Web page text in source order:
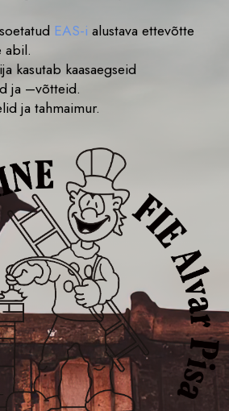
EAS-i alustava ettevõtte
abil.
kasutab kaasaegseid
ja –võtteid.
ja tahmaimur.